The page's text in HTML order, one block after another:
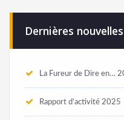
Dernières nouvelles
La Fureur de Dire en…
Rapport d’activité 2025